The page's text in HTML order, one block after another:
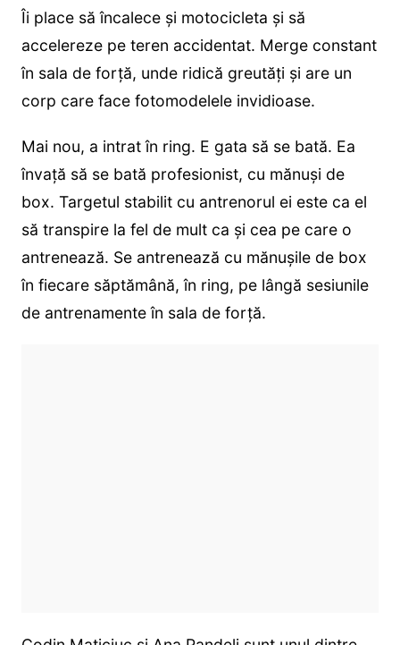
Îi place să încalece și motocicleta și să
accelereze pe teren accidentat. Merge constant
în sala de forță, unde ridică greutăți și are un
corp care face fotomodelele invidioase.
Mai nou, a intrat în ring. E gata să se bată. Ea
învață să se bată profesionist, cu mănuși de
box. Targetul stabilit cu antrenorul ei este ca el
să transpire la fel de mult ca și cea pe care o
antrenează. Se antrenează cu mănușile de box
în fiecare săptămână, în ring, pe lângă sesiunile
de antrenamente în sala de forță.